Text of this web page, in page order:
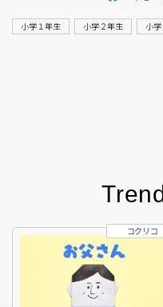
小学１年生 小学２年生 小
コクリコ